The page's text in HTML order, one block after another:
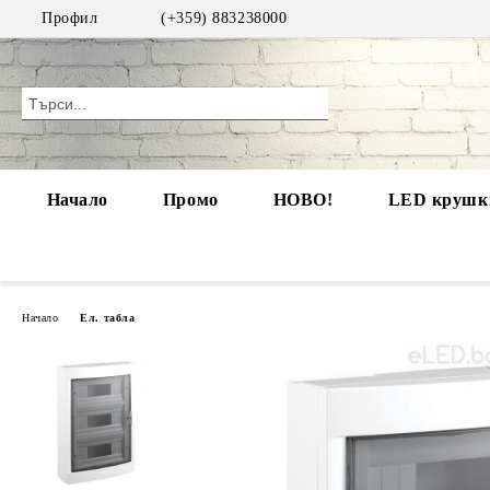
Профил (+359) 883238000
Начало Промо НОВО! LED
Начало Ел. табла